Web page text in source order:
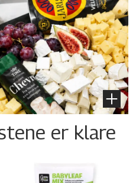
er klare